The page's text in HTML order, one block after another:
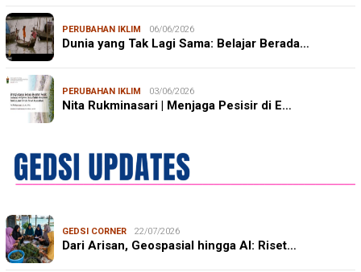
PERUBAHAN IKLIM 06/06/2026
Dunia yang Tak Lagi Sama: Belajar Berada…
PERUBAHAN IKLIM 03/06/2026
Nita Rukminasari | Menjaga Pesisir di E…
GEDSI CORNER 22/07/2026
Dari Arisan, Geospasial hingga AI: Riset…